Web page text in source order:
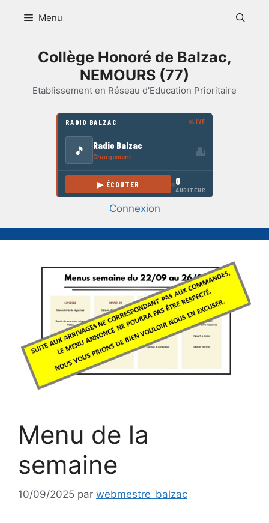
Menu
Collège Honoré de Balzac,
NEMOURS (77)
Etablissement en Réseau d'Education Prioritaire
Connexion
Menu de la
semaine
10/09/2025 par webmestre_balzac